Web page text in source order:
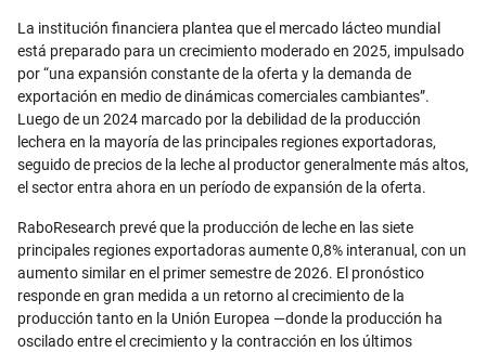
La institución financiera plantea que el mercado lácteo mundial
está preparado para un crecimiento moderado en 2025, impulsado
por “una expansión constante de la oferta y la demanda de
exportación en medio de dinámicas comerciales cambiantes”.
Luego de un 2024 marcado por la debilidad de la producción
lechera en la mayoría de las principales regiones exportadoras,
seguido de precios de la leche al productor generalmente más altos,
el sector entra ahora en un período de expansión de la oferta.
RaboResearch prevé que la producción de leche en las siete
principales regiones exportadoras aumente 0,8% interanual, con un
aumento similar en el primer semestre de 2026. El pronóstico
responde en gran medida a un retorno al crecimiento de la
producción tanto en la Unión Europea —donde la producción ha
oscilado entre el crecimiento y la contracción en los últimos